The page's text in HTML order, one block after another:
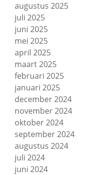
augustus 2025
juli 2025
juni 2025
mei 2025
april 2025
maart 2025
februari 2025
januari 2025
december 2024
november 2024
oktober 2024
september 2024
augustus 2024
juli 2024
juni 2024